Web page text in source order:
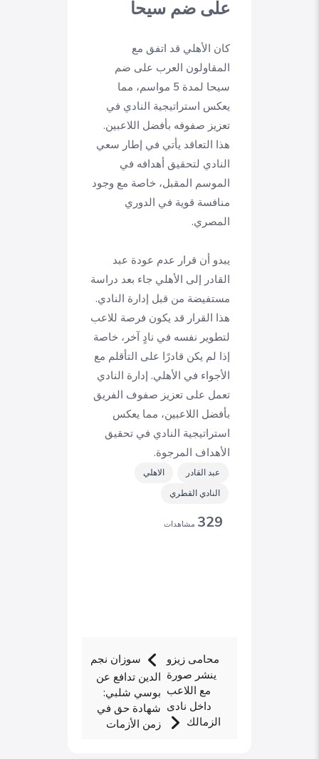
على ضم سيحا
كان الأهلي قد اتفق مع
المقاولون العرب على ضم
سيحا لمدة 5 مواسم، مما
يعكس استراتيجية النادي في
تعزيز صفوفه بأفضل اللاعبين.
هذا التعاقد يأتي في إطار سعي
النادي لتحقيق أهدافه في
الموسم المقبل، خاصة مع وجود
منافسة قوية في الدوري
المصري.
يبدو أن قرار عدم عودة عبد
القادر إلى الأهلي جاء بعد دراسة
مستفيضة من قبل إدارة النادي.
هذا القرار قد يكون فرصة للاعب
لتطوير نفسه في نادٍ آخر، خاصة
إذا لم يكن قادرًا على التأقلم مع
الأجواء في الأهلي. إدارة النادي
تعمل على تعزيز صفوف الفريق
بأفضل اللاعبين، مما يعكس
استراتيجية النادي في تحقيق
الأهداف المرجوة.
عبد القادر
الاهلي
النادي القطري
329 مشاهدات
سوزان نجم
الدين تدافع عن
بوسي شلبي:
شهادة حق في
زمن الأزمات
محامى زيزو
ينشر صورة
مع اللاعب
داخل نادى
الزمالك